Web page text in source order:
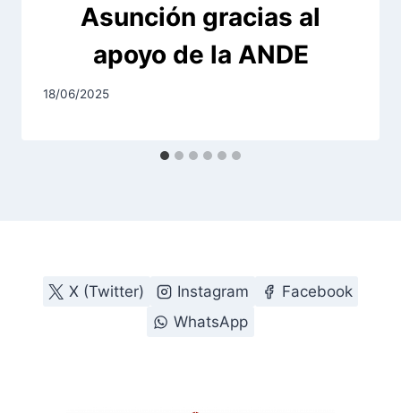
Asunción gracias al
apoyo de la ANDE
18/06/2025
X (Twitter) Instagram
Facebook
WhatsApp